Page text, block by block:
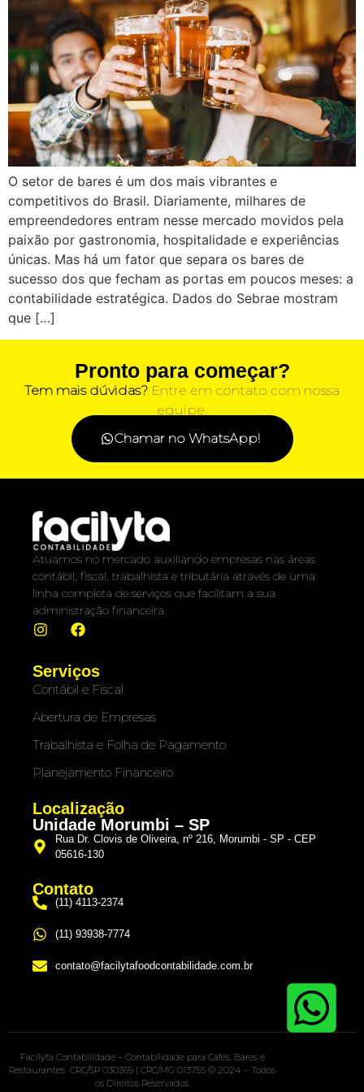
O setor de bares é um dos mais vibrantes e
competitivos do Brasil. Diariamente, milhares de
empreendedores entram nesse mercado movidos pela
paixão por gastronomia, hospitalidade e experiências
únicas. Mas há um fator que separa os bares de
sucesso dos que fecham as portas em poucos meses: a
contabilidade estratégica. Dados do Sebrae mostram
que […]
Pronto para começar?
Tem mais dúvidas? Entre em contato com nossa
equipe.
Chamar no WhatsApp!
Atuamos no mercado auxiliando empresas nas áreas
contábil, fiscal, trabalhista e tributária através de uma
linha completa de serviços que facilitam a sua
administração financeira.
Serviços
Contábil e Fiscal
Abertura de Empresas
Trabalhista e Folha de Pagamento
Planejamento Financeiro
Localização
Unidade Morumbi – SP
Rua Dr. Clovis de Oliveira, nº 216, Morumbi - SP - CEP
05616-130
Contato
(11) 4113-2374
(11) 93938-7774
contato@facilytafoodcontabilidade.com.br
Facilyta Contabilidade – Contabilidade para Cafés, Bares e
Restaurantes CRC/SP 030369 | CRC/MG 013755 © 2024 – Todos
os Direitos Reservados.